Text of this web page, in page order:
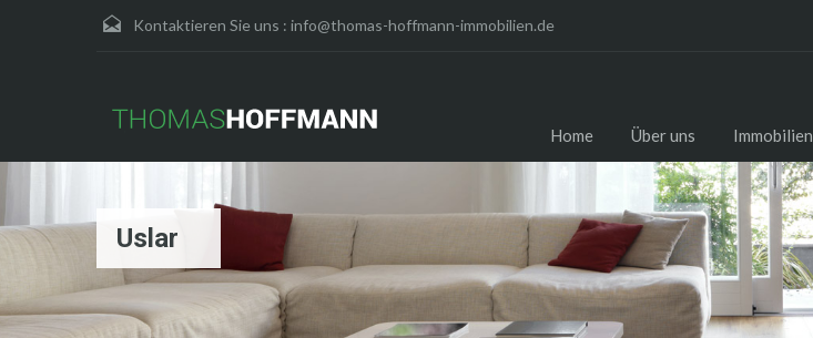
Kontaktieren Sie uns : info@thomas-hoffmann-immobilien.de
Home Über uns Immobilien
Uslar